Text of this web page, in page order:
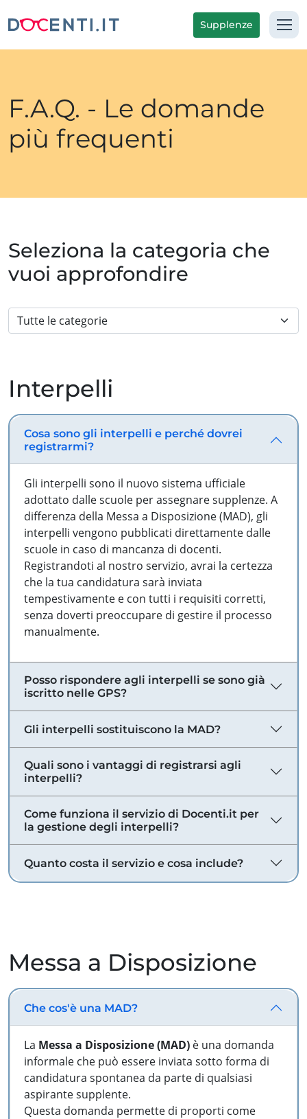
Supplenze
F.A.Q. - Le domande
più frequenti
Seleziona la categoria che
vuoi approfondire
Interpelli
Cosa sono gli interpelli e perché dovrei
registrarmi?
Gli interpelli sono il nuovo sistema ufficiale
adottato dalle scuole per assegnare supplenze. A
differenza della Messa a Disposizione (MAD), gli
interpelli vengono pubblicati direttamente dalle
scuole in caso di mancanza di docenti.
Registrandoti al nostro servizio, avrai la certezza
che la tua candidatura sarà inviata
tempestivamente e con tutti i requisiti corretti,
senza doverti preoccupare di gestire il processo
manualmente.
Posso rispondere agli interpelli se sono già
iscritto nelle GPS?
Gli interpelli sostituiscono la MAD?
Quali sono i vantaggi di registrarsi agli
interpelli?
Come funziona il servizio di Docenti.it per
la gestione degli interpelli?
Quanto costa il servizio e cosa include?
Messa a Disposizione
Che cos'è una MAD?
La Messa a Disposizione (MAD) è una domanda
informale che può essere inviata sotto forma di
candidatura spontanea da parte di qualsiasi
aspirante supplente.
Questa domanda permette di proporti come